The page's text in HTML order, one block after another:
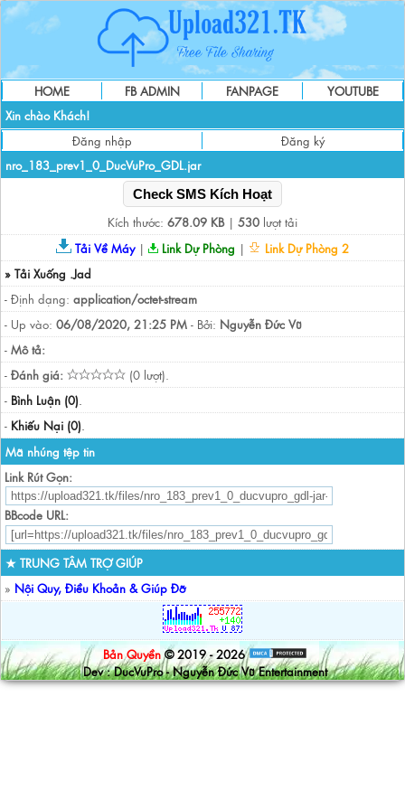
HOME FB ADMIN FANPAGE
YOUTUBE
Xin chào Khách!
Đăng nhập
Đăng ký
nro_183_prev1_0_DucVuPro_GDL.jar
Check SMS Kích Hoạt
Kích thước: 678.09 KB| 530 lượt tải
Tải Về Máy| Link Dự Phòng |
Link Dự Phòng 2
» Tải Xuống .Jad
- Định dạng: application/octet-stream
- Up vào: 06/08/2020, 21:25 PM - Bởi: Nguyễn Đức Vũ
- Mô tả:
- Đánh giá:
(0 lượt).
- Bình Luận (0).
- Khiếu Nại (0).
Mã nhúng tệp tin
Link Rút Gọn:
BBcode URL:
★ TRUNG TÂM TRỢ GIÚP
» Nội Quy, Điều Khoản & Giúp Đỡ
Bản Quyền © 2019 - 2026
Dev : DucVuPro - Nguyễn Đức Vũ Entertainment